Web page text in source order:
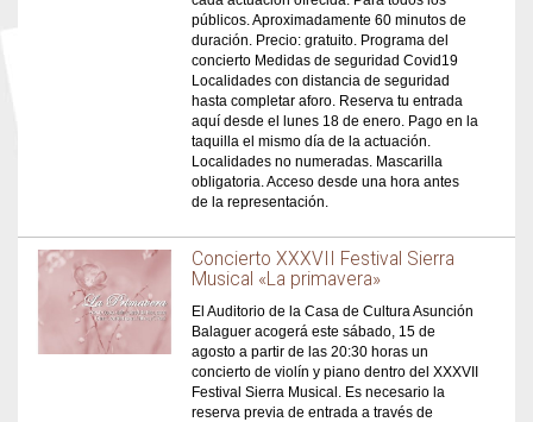
públicos. Aproximadamente 60 minutos de
duración. Precio: gratuito. Programa del
concierto Medidas de seguridad Covid19
Localidades con distancia de seguridad
hasta completar aforo. Reserva tu entrada
aquí desde el lunes 18 de enero. Pago en la
taquilla el mismo día de la actuación.
Localidades no numeradas. Mascarilla
obligatoria. Acceso desde una hora antes
de la representación.
Concierto XXXVII Festival Sierra
Musical «La primavera»
El Auditorio de la Casa de Cultura Asunción
Balaguer acogerá este sábado, 15 de
agosto a partir de las 20:30 horas un
concierto de violín y piano dentro del XXXVII
Festival Sierra Musical. Es necesario la
reserva previa de entrada a través de